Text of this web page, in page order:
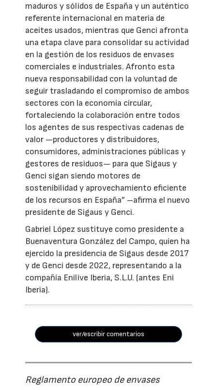
maduros y sólidos de España y un auténtico
referente internacional en materia de
aceites usados, mientras que Genci afronta
una etapa clave para consolidar su actividad
en la gestión de los residuos de envases
comerciales e industriales. Afronto esta
nueva responsabilidad con la voluntad de
seguir trasladando el compromiso de ambos
sectores con la economía circular,
fortaleciendo la colaboración entre todos
los agentes de sus respectivas cadenas de
valor —productores y distribuidores,
consumidores, administraciones públicas y
gestores de residuos— para que Sigaus y
Genci sigan siendo motores de
sostenibilidad y aprovechamiento eficiente
de los recursos en España” –afirma el nuevo
presidente de Sigaus y Genci.
Gabriel López sustituye como presidente a
Buenaventura González del Campo, quien ha
ejercido la presidencia de Sigaus desde 2017
y de Genci desde 2022, representando a la
compañía Enilive Iberia, S.L.U. (antes Eni
Iberia).
ver/escribir comentarios
Reglamento europeo de envases